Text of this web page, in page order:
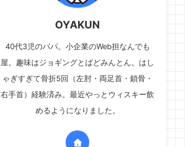
OYAKUN
40代3児のパパ。小企業のWeb担なんでも
屋。趣味はジョギングとばどみんとん。はし
ゃぎすぎて骨折5回（左肘・両足首・鎖骨・
右手首）経験済み。最近やっとウィスキー飲
めるようになりました。